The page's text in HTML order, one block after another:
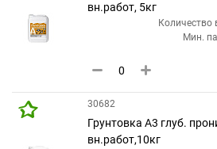
вн.работ, 5кг
Количество
Мин.
30682
Грунтовка А3 глуб.
вн.работ,10кг